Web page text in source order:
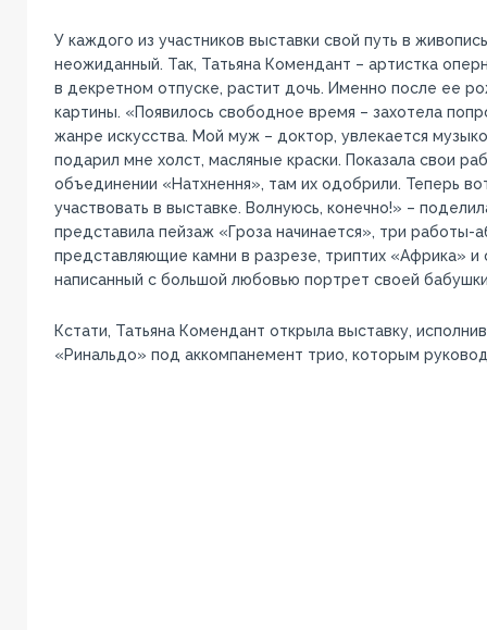
У каждого из участников выставки свой путь в
неожиданный. Так, Татьяна Комендант – артистка
в декретном отпуске, растит дочь. Именно после ее
картины. «Появилось свободное время – захотела
жанре искусства. Мой муж – доктор, увлекается
подарил мне холст, масляные краски. Показала свои
объединении «Натхнення», там их одобрили. Теперь
участвовать в выставке. Волнуюсь, конечно!» –
представила пейзаж «Гроза начинается», три работы-
представляющие камни в разрезе, триптих «Африка» и
написанный с большой любовью портрет своей
Кстати, Татьяна Комендант открыла выставку,
«Ринальдо» под аккомпанемент трио, которым